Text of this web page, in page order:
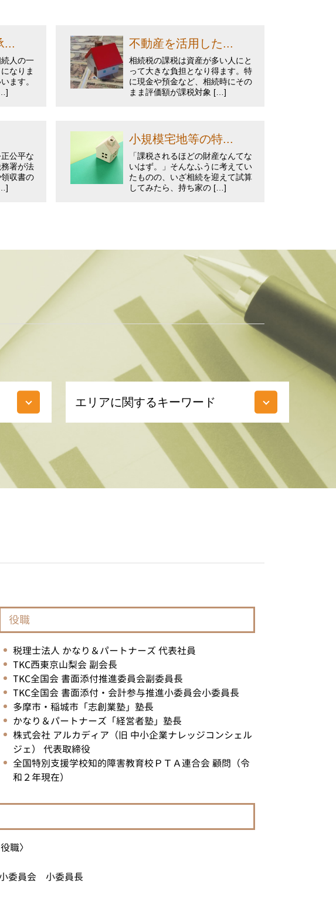
...
人の一
なりま
ます。
不動産を活用した...
相続税の課税は資産が多い人にと
って大きな負担となり得ます。特
に現金や預金など、相続時にその
まま評価額が課税対象 […]
公平な
署が法
収書の
小規模宅地等の特...
「課税されるほどの財産なんてな
いはず。」そんなふうに考えてい
たものの、いざ相続を迎えて試算
してみたら、持ち家の […]
エリアに関するキーワード
不動産相続 東京都 税理士
不動産相続 調布市 税理士
不動産相続 府中市 相談
不動産相続 府中市 税理士
相続 埼玉県 税理士
税務相談 神奈川県 税理士
不動産相続 神奈川県 税理士
不動産相続 東京都 相談
税務相談 国立市 相談
不動産相続 神奈川県 相談
相続 東京都 税理士
税務相談 多摩市 相談
役職
税理士法人 かなり＆パートナーズ 代表社員
TKC西東京山梨会 副会長
TKC全国会 書面添付推進委員会副委員長
TKC全国会 書面添付・会計参与推進小委員会小委員長
多摩市・稲城市「志創業塾」塾長
かなり＆パートナーズ「経営者塾」塾長
株式会社 アルカディア（旧 中小企業ナレッジコンシェル
ジェ） 代表取締役
全国特別支援学校知的障害教育校ＰＴＡ連合会 顧問（令
和２年現在）
職〉
委員会 小委員長